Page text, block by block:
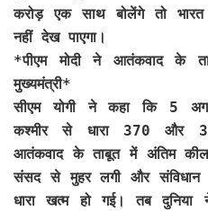
करोड़ एक साथ बोलेंगे तो
नहीं देख पाएगा।
*पीएम मोदी ने आतंकवाद के
मुख्यमंत्री*
सीएम योगी ने कहा कि 5
कश्मीर से धारा 370 और
आतंकवाद के ताबूत में अंतिम
संसद से मुहर लगी और
धारा खत्म हो गई। तब